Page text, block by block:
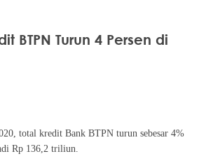
BTPN Turun 4 Persen di
total kredit Bank BTPN turun sebesar 4%
Rp 136,2 triliun.